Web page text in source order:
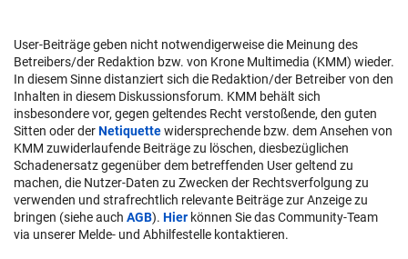
User-Beiträge geben nicht notwendigerweise die Meinung des
Betreibers/der Redaktion bzw. von Krone Multimedia (KMM) wieder.
In diesem Sinne distanziert sich die Redaktion/der Betreiber von den
Inhalten in diesem Diskussionsforum. KMM behält sich
insbesondere vor, gegen geltendes Recht verstoßende, den guten
Sitten oder derNetiquettewidersprechende bzw. dem Ansehen von
KMM zuwiderlaufende Beiträge zu löschen, diesbezüglichen
Schadenersatz gegenüber dem betreffenden User geltend zu
machen, die Nutzer-Daten zu Zwecken der Rechtsverfolgung zu
verwenden und strafrechtlich relevante Beiträge zur Anzeige zu
bringen (siehe auch AGB). Hier können Sie das Community-Team
via unserer Melde- und Abhilfestelle kontaktieren.